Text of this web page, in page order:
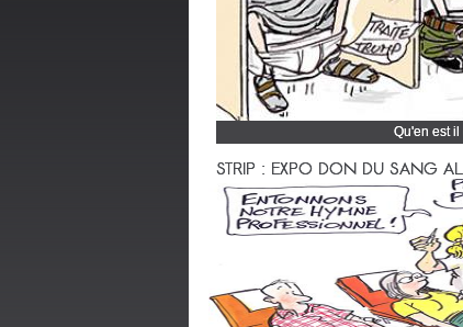
Qu'en est
Cliquez et
STRIP : EXPO DON DU SANG